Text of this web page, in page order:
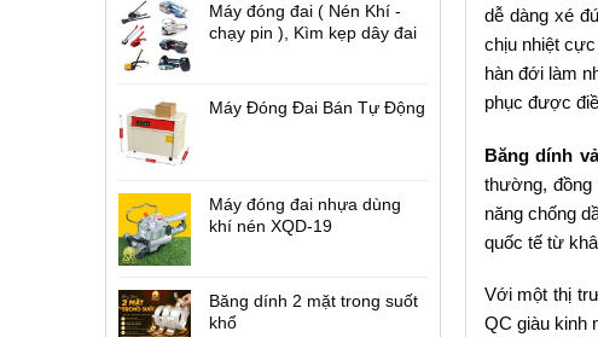
Máy đóng đai ( Nén Khí -
chạy pin ), Kìm kẹp dây đai
Máy Đóng Đai Bán Tự Động
Máy đóng đai nhựa dùng
khí nén XQD-19
Băng dính 2 mặt trong suốt
khổ
dễ dàng xé
chịu nhiệt
hàn đới làm
phục được
Băng dính
thường,
năng chống
quốc tế từ
Với một thị
QC giàu kinh